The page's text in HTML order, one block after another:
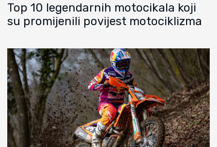
Top 10 legendarnih motocikala koji
su promijenili povijest motociklizma